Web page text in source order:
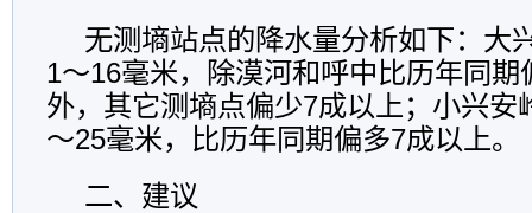
无测墒站点的降水量分析如下：大
1～16毫米，除漠河和呼中比历年同期
外，其它测墒点偏少7成以上；小兴安
～25毫米，比历年同期偏多7成以上。
二、建议